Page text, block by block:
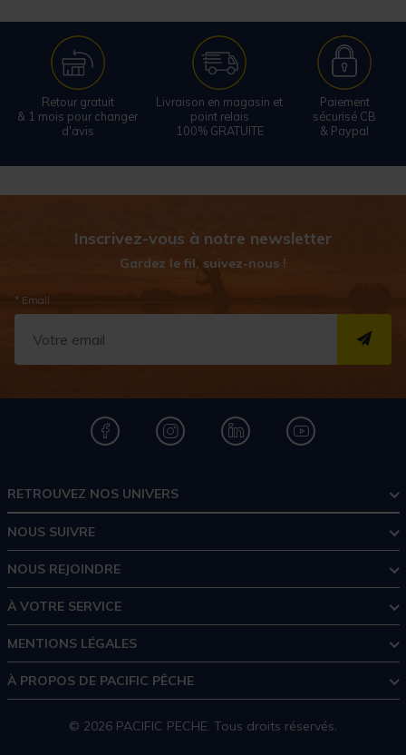
Retour gratuit
& 1 mois pour changer
d'avis
Livraison en magasin et
point relais
100% GRATUITE
Paiement
sécurisé CB
& Paypal
Inscrivez-vous à notre newsletter
Gardez le fil, suivez-nous !
* Email
RETROUVEZ NOS UNIVERS
NOUS SUIVRE
NOUS REJOINDRE
À VOTRE SERVICE
MENTIONS LÉGALES
À PROPOS DE PACIFIC PÊCHE
© 2026 PACIFIC PECHE. Tous droits réservés.